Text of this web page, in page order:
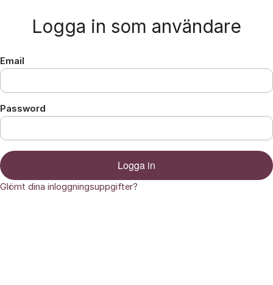
Logga in som användare
Email
Password
Logga in
Glömt dina inloggningsuppgifter?